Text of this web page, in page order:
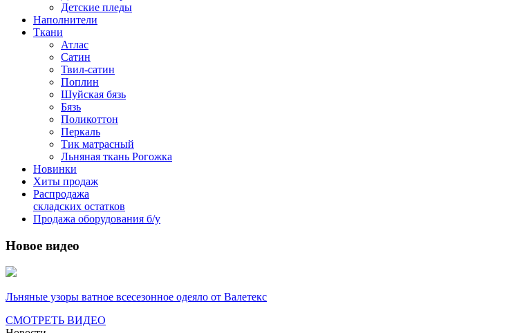
Детские пледы
Наполнители
Ткани
Атлас
Сатин
Твил-сатин
Поплин
Шуйская бязь
Бязь
Поликоттон
Перкаль
Тик матрасный
Льняная ткань Рогожка
Новинки
Хиты продаж
Распродажа
складских остатков
Продажа оборудования б/у
Новое видео
Льняные узоры ватное всесезонное одеяло от Валетекс
СМОТРЕТЬ ВИДЕО